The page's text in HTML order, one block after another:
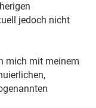
jedoch nicht
mich mit meinem